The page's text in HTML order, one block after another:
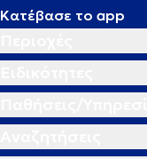
Κατέβασε το app